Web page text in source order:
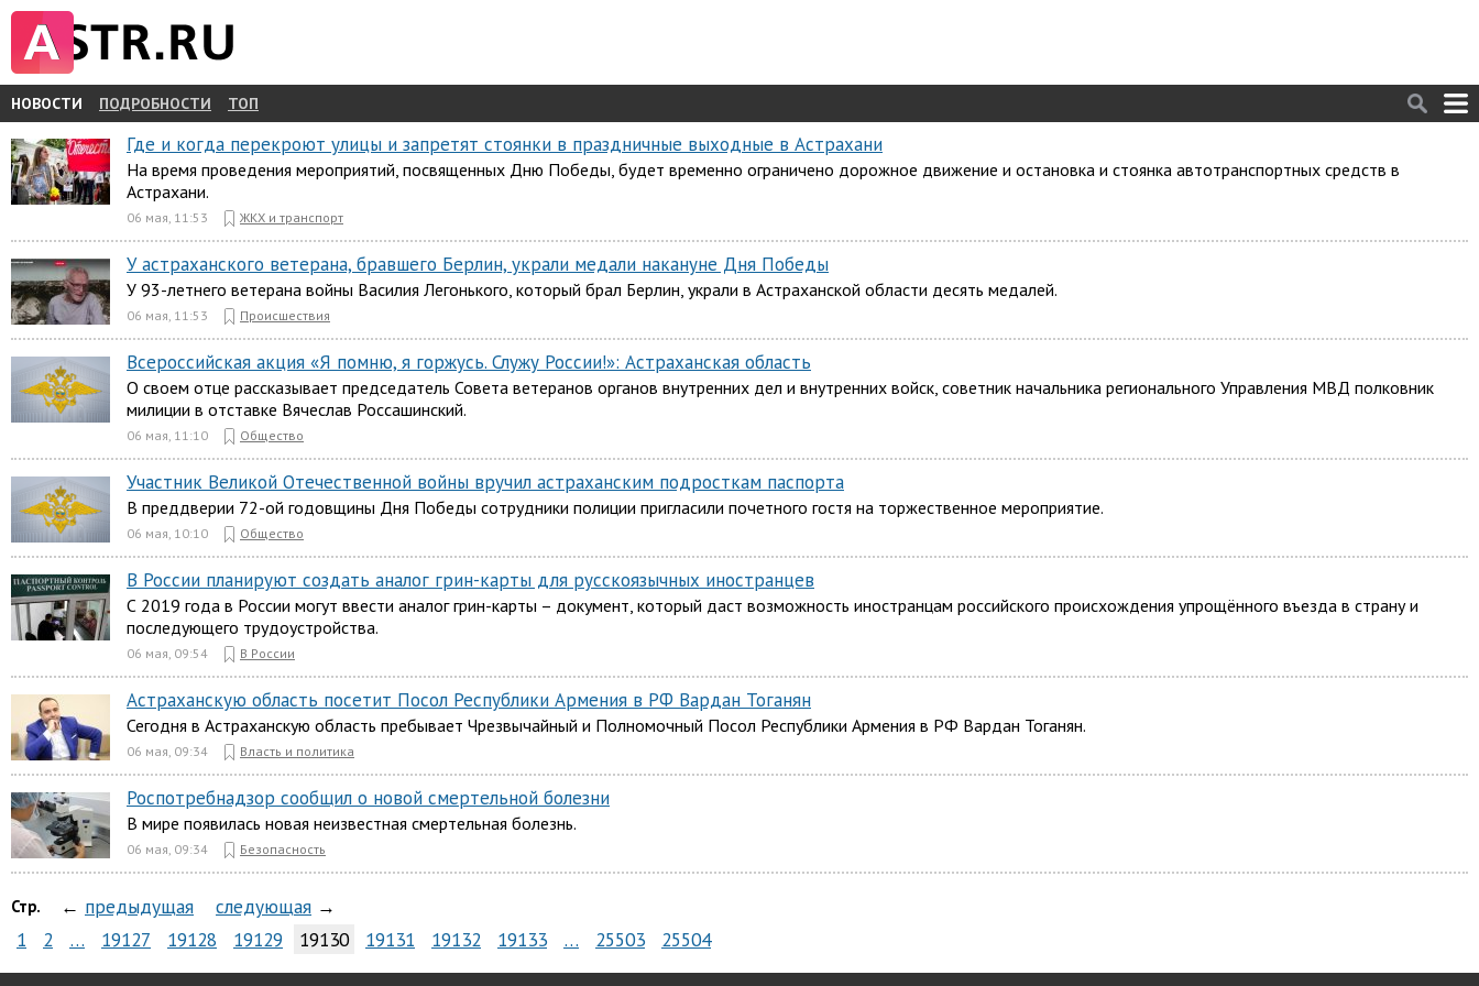
НОВОСТИ ПОДРОБНОСТИ ТОП
Где и когда перекроют улицы и запретят стоянки в праздничные выходные в Астрахани
На время проведения мероприятий, посвященных Дню Победы, будет временно ограничено дорожное движение и остановка и стоянка автотранспортных средств в
Астрахани.
06 мая, 11:53 ЖКХ и транспорт
У астраханского ветерана, бравшего Берлин, украли медали накануне Дня Победы
У 93-летнего ветерана войны Василия Легонького, который брал Берлин, украли в Астраханской области десять медалей.
06 мая, 11:53 Происшествия
Всероссийская акция «Я помню, я горжусь. Служу России!»: Астраханская область
О своем отце рассказывает председатель Совета ветеранов органов внутренних дел и внутренних войск, советник начальника регионального Управления МВД полковник
милиции в отставке Вячеслав Россашинский.
06 мая, 11:10 Общество
Участник Великой Отечественной войны вручил астраханским подросткам паспорта
В преддверии 72-ой годовщины Дня Победы сотрудники полиции пригласили почетного гостя на торжественное мероприятие.
06 мая, 10:10 Общество
В России планируют создать аналог грин-карты для русскоязычных иностранцев
С 2019 года в России могут ввести аналог грин-карты – документ, который даст возможность иностранцам российского происхождения упрощённого въезда в страну и
последующего трудоустройства.
06 мая, 09:54 В России
Астраханскую область посетит Посол Республики Армения в РФ Вардан Тоганян
Сегодня в Астраханскую область пребывает Чрезвычайный и Полномочный Посол Республики Армения в РФ Вардан Тоганян.
06 мая, 09:34 Власть и политика
Роспотребнадзор сообщил о новой смертельной болезни
В мире появилась новая неизвестная смертельная болезнь.
06 мая, 09:34 Безопасность
Стр. ← предыдущая следующая →
1
2 … 19127 19128 19129 19130 19131 19132 19133 … 25503 25504